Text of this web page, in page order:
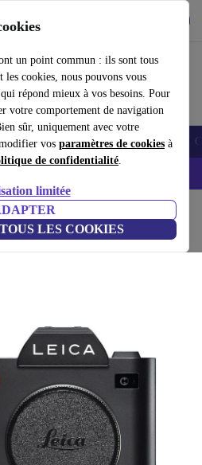
un point commun : ils sont tous
cookies, nous pouvons vous
répond mieux à vos besoins. Pour
votre comportement de navigation
sûr, uniquement avec votre
vos paramètres de cookies à
de confidentialité.
limitée
LES COOKIES
facilement
Montres connectées Accessoires
– Code: IPHONEDEAL -
Appareils photo hybrides